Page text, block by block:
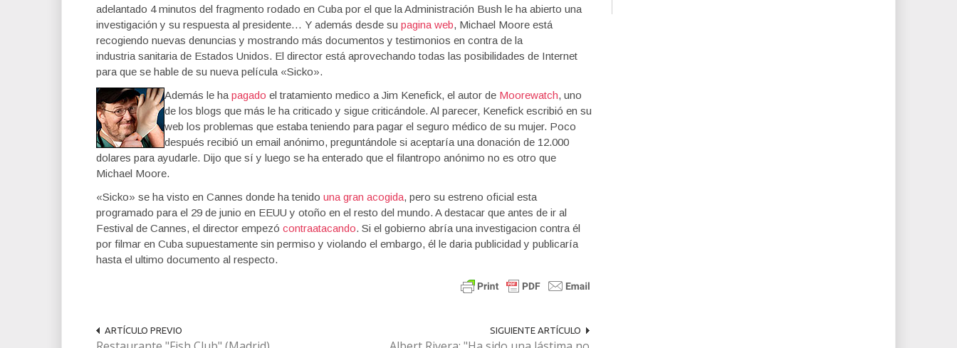
adelantado 4 minutos del fragmento rodado en Cuba por el que la Administración Bush le ha abierto una
investigación y su respuesta al presidente… Y además desde su pagina web, Michael Moore está
recogiendo nuevas denuncias y mostrando más documentos y testimonios en contra de la
industria sanitaria de Estados Unidos. El director está aprovechando todas las posibilidades de Internet
para que se hable de su nueva película «Sicko».
Además le ha pagado el tratamiento medico a Jim Kenefick, el autor de Moorewatch, uno
de los blogs que más le ha criticado y sigue criticándole. Al parecer, Kenefick escribió en su
web los problemas que estaba teniendo para pagar el seguro médico de su mujer. Poco
después recibió un email anónimo, preguntándole si aceptaría una donación de 12.000
dolares para ayudarle. Dijo que sí y luego se ha enterado que el filantropo anónimo no es otro que
Michael Moore.
«Sicko» se ha visto en Cannes donde ha tenido una gran acogida, pero su estreno oficial esta
programado para el 29 de junio en EEUU y otoño en el resto del mundo. A destacar que antes de ir al
Festival de Cannes, el director empezó contraatacando. Si el gobierno abría una investigacion contra él
por filmar en Cuba supuestamente sin permiso y violando el embargo, él le daria publicidad y publicaría
hasta el ultimo documento al respecto.
ARTÍCULO PREVIO SIGUIENTE ARTÍCULO